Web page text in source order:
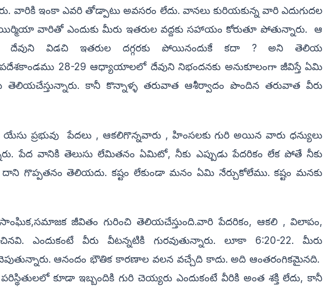
వారికి ఇంకా ఎవరి తోడ్పాటు అవసరం లేదు. వానలు కురియకున్న వారి ఎదుగుదల
వారితో ఎందుకు మీరు ఇతరుల వద్దకు సహాయం కోరుతూ పోతున్నారు. ఆ
విడచి ఇతరుల దగ్గరకు పోయినందుకే కదా ? అని తెలియ
28-29 ఆధ్యాయాలలో దేవుని నిభందనకు అనుకూలంగా జీవిస్తే ఏమి
తెలియచేస్తున్నారు. కానీ కొన్నాళ్ళ తరువాత ఆశీర్వాదం పొందిన తరువాత వీరు
ప్రభువు పేదలు , ఆకలిగొన్నవారు , హింసలకు గురి అయిన వారు ధన్యులు
పేద వానికి తెలుసు లేమితనం ఏమిటో, నీకు ఎప్పుడు పేదరికం లేక పోతే నీకు
గొప్పతనం తెలియదు. కష్టం లేకుండా మనం ఏమి నేర్చుకోలేము. కష్టం మనకు
జీవితం గురించి తెలియచేస్తుంది.వారి పేదరికం, ఆకలి , విలాపం,
ఎందుకంటే వీరు వీటన్నటికి గురవుతున్నారు.లూకా 6:20-22. మీరు
ఆనందం భౌతిక కారణాల వలన వచ్చేది కాదు. అది ఆంతరంగికమైనది.
కూడా ఇబ్బందికి గురి చెయ్యరు ఎందుకంటే వీరికి అంత శక్తి లేదు, కానీ